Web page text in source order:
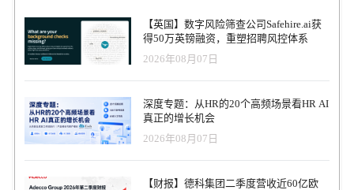
【英国】数字风险筛查公司Safehire.ai获
得50万英镑融资，重塑招聘风控体系
2026年08月07日
深度专题：从HR的20个高频场景看HR AI
真正的增长机会
2026年08月07日
【财报】德科集团二季度营收近60亿欧